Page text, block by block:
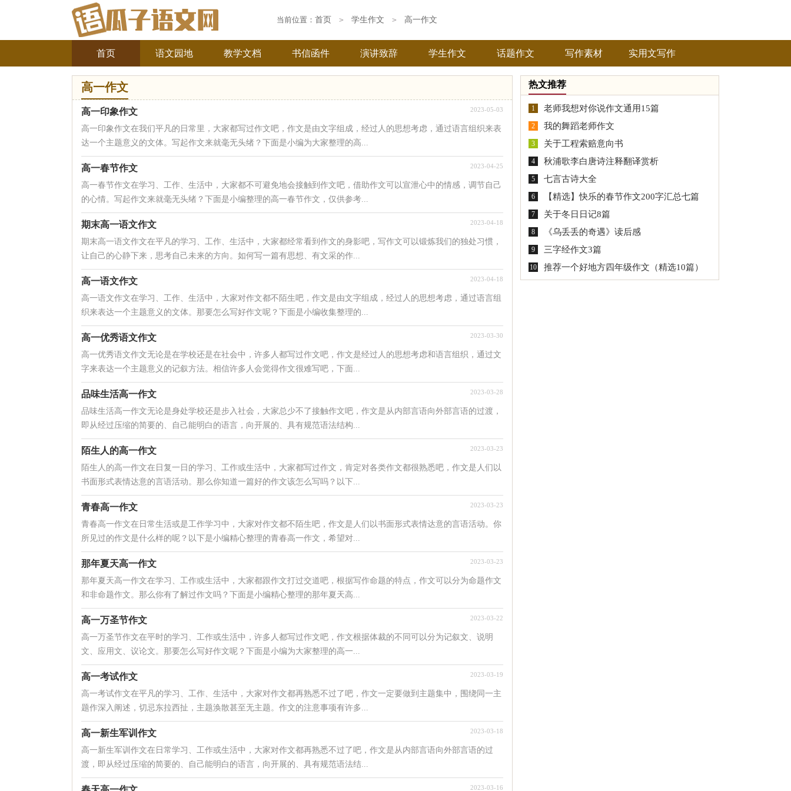
首页 语文园地 教学文档 书信函件 演讲致辞 学生作文 话题作文 写作素材 实用文写作
当前位置：首页 > 学生作文 > 高一作文
高一作文
高一印象作文 2023-05-03
高一印象作文在我们平凡的日常里，大家都写过作文吧，作文是由文字组成，经过人的思想考虑，通过语言组织来表
达一个主题意义的文体。写起作文来就毫无头绪？下面是小编为大家整理的高...
高一春节作文 2023-04-25
高一春节作文在学习、工作、生活中，大家都不可避免地会接触到作文吧，借助作文可以宣泄心中的情感，调节自己
的心情。写起作文来就毫无头绪？下面是小编整理的高一春节作文，仅供参考...
期末高一语文作文 2023-04-18
期末高一语文作文在平凡的学习、工作、生活中，大家都经常看到作文的身影吧，写作文可以锻炼我们的独处习惯，
让自己的心静下来，思考自己未来的方向。如何写一篇有思想、有文采的作...
高一语文作文 2023-04-18
高一语文作文在学习、工作、生活中，大家对作文都不陌生吧，作文是由文字组成，经过人的思想考虑，通过语言组
织来表达一个主题意义的文体。那要怎么写好作文呢？下面是小编收集整理的...
高一优秀语文作文 2023-03-30
高一优秀语文作文无论是在学校还是在社会中，许多人都写过作文吧，作文是经过人的思想考虑和语言组织，通过文
字来表达一个主题意义的记叙方法。相信许多人会觉得作文很难写吧，下面...
品味生活高一作文 2023-03-28
品味生活高一作文无论是身处学校还是步入社会，大家总少不了接触作文吧，作文是从内部言语向外部言语的过渡，
即从经过压缩的简要的、自己能明白的语言，向开展的、具有规范语法结构...
陌生人的高一作文 2023-03-23
陌生人的高一作文在日复一日的学习、工作或生活中，大家都写过作文，肯定对各类作文都很熟悉吧，作文是人们以
书面形式表情达意的言语活动。那么你知道一篇好的作文该怎么写吗？以下...
青春高一作文 2023-03-23
青春高一作文在日常生活或是工作学习中，大家对作文都不陌生吧，作文是人们以书面形式表情达意的言语活动。你
所见过的作文是什么样的呢？以下是小编精心整理的青春高一作文，希望对...
那年夏天高一作文 2023-03-23
那年夏天高一作文在学习、工作或生活中，大家都跟作文打过交道吧，根据写作命题的特点，作文可以分为命题作文
和非命题作文。那么你有了解过作文吗？下面是小编精心整理的那年夏天高...
高一万圣节作文 2023-03-22
高一万圣节作文在平时的学习、工作或生活中，许多人都写过作文吧，作文根据体裁的不同可以分为记叙文、说明
文、应用文、议论文。那要怎么写好作文呢？下面是小编为大家整理的高一...
高一考试作文 2023-03-19
高一考试作文在平凡的学习、工作、生活中，大家对作文都再熟悉不过了吧，作文一定要做到主题集中，围绕同一主
题作深入阐述，切忌东拉西扯，主题涣散甚至无主题。作文的注意事项有许多...
高一新生军训作文 2023-03-18
高一新生军训作文在日常学习、工作或生活中，大家对作文都再熟悉不过了吧，作文是从内部言语向外部言语的过
渡，即从经过压缩的简要的、自己能明白的语言，向开展的、具有规范语法结...
2023-03-16
热文推荐
1 老师我想对你说作文通用15篇
2 我的舞蹈老师作文
3 关于工程索赔意向书
4 秋浦歌李白唐诗注释翻译赏析
5 七言古诗大全
6 【精选】快乐的春节作文200字汇总七篇
7 关于冬日日记8篇
8 《乌丢丢的奇遇》读后感
9 三字经作文3篇
10 推荐一个好地方四年级作文（精选10篇）